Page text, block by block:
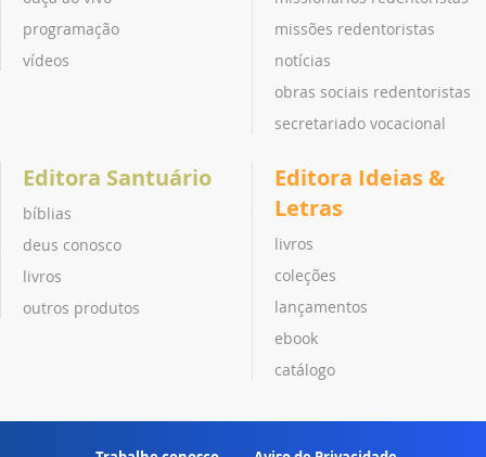
programação
vídeos
missões redentoristas
notícias
obras sociais redentoristas
secretariado vocacional
Editora Santuário
bíblias
deus conosco
livros
outros produtos
Editora Ideias &
Letras
livros
coleções
lançamentos
ebook
catálogo